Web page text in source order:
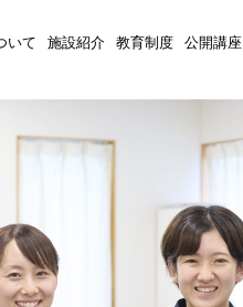
いて 施設紹介 教育制度 公開講座